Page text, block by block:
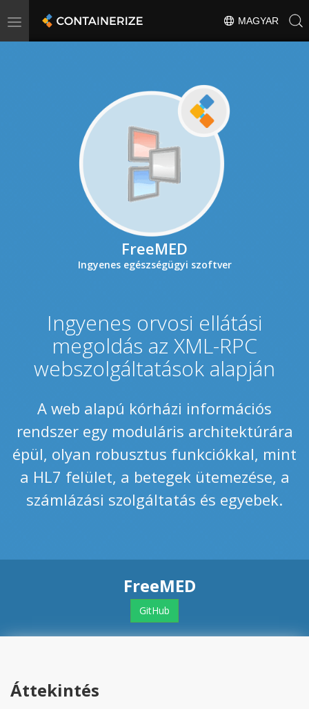
Toggle
MAGYAR
FreeMED
Ingyenes egészségügyi szoftver
Ingyenes orvosi ellátási
megoldás az XML-RPC
webszolgáltatások alapján
A web alapú kórházi információs
rendszer egy moduláris architektúrára
épül, olyan robusztus funkciókkal, mint
a HL7 felület, a betegek ütemezése, a
számlázási szolgáltatás és egyebek.
FreeMED
GitHub
Áttekintés